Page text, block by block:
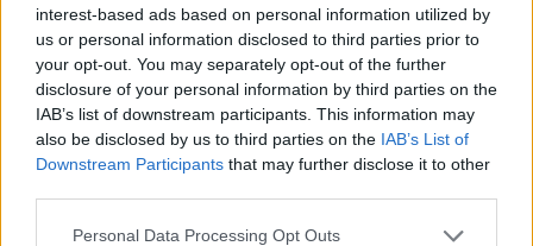
interest-based ads based on personal information utilized by
us or personal information disclosed to third parties prior to
your opt-out. You may separately opt-out of the further
disclosure of your personal information by third parties on the
IAB’s list of downstream participants. This information may
also be disclosed by us to third parties on the IAB’s List of
Downstream Participants that may further disclose it to other
Personal Data Processing Opt Outs
Örömjárgány Csak veled
SOROZAT